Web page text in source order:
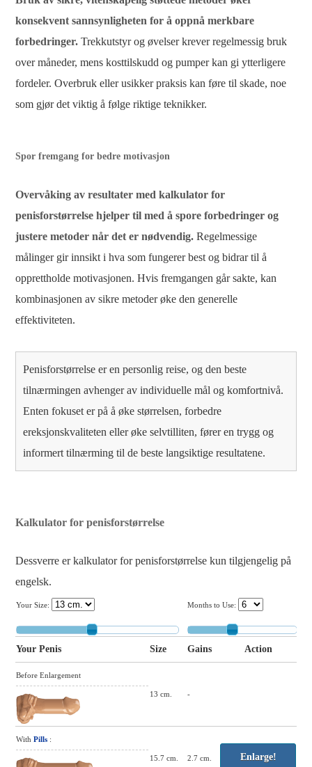
konsekvent sannsynligheten for å oppnå merkbare
forbedringer. Trekkutstyr og øvelser krever regelmessig bruk
over måneder, mens kosttilskudd og pumper kan gi ytterligere
fordeler. Overbruk eller usikker praksis kan føre til skade, noe
som gjør det viktig å følge riktige teknikker.
Spor fremgang for bedre motivasjon
Overvåking av resultater med kalkulator for
penisforstørrelse hjelper til med å spore forbedringer og
justere metoder når det er nødvendig. Regelmessige
målinger gir innsikt i hva som fungerer best og bidrar til å
opprettholde motivasjonen. Hvis fremgangen går sakte, kan
kombinasjonen av sikre metoder øke den generelle
effektiviteten.
Penisforstørrelse er en personlig reise, og den beste
tilnærmingen avhenger av individuelle mål og komfortnivå.
Enten fokuset er på å øke størrelsen, forbedre
ereksjonskvaliteten eller øke selvtilliten, fører en trygg og
informert tilnærming til de beste langsiktige resultatene.
Kalkulator for penisforstørrelse
Dessverre er kalkulator for penisforstørrelse kun tilgjengelig på
engelsk.
Your Size: Months to Use:
Your Penis Size Gains Action
Before Enlargement
13 cm. -
WithPills :
15.7 cm. 2.7 cm. Enlarge!